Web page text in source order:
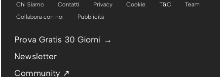
Chi Siamo Contatti Privacy Cookie T&C
Team
Collabora con noi
Pubblicità
Prova Gratis 30 Giorni →
Newsletter
Community ↗